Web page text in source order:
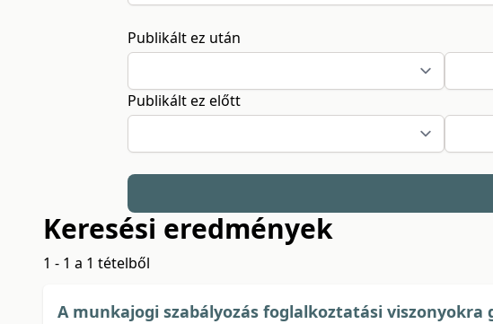
Publikált ez után
Publikált ez előtt
Keresési eredmények
1 - 1 a 1 tételből
A munkajogi szabályozás foglalkoztatási